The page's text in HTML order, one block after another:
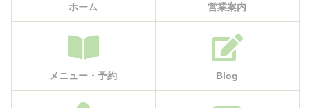
ホーム 営業案内
メニュー・予約 Blog